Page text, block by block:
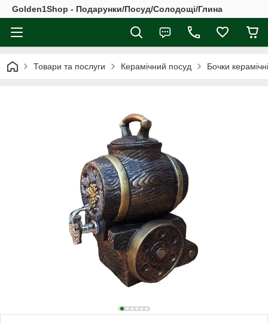
Golden1Shop - Подарунки/Посуд/Солодощі/Глина
Товари та послуги Керамічний посуд Бочки